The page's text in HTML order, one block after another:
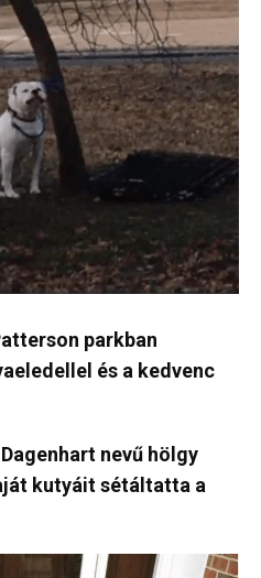
parkban
és a kedvenc
nevű hölgy
kutyáit sétáltatta a